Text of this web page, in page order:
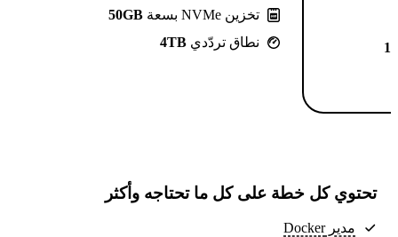
تخزين NVMe بسعة
50GB
نطاق تردّدي 4TB
تحتوي كل خطة على كل ما تحتاجه وأكثر
مدير Docker